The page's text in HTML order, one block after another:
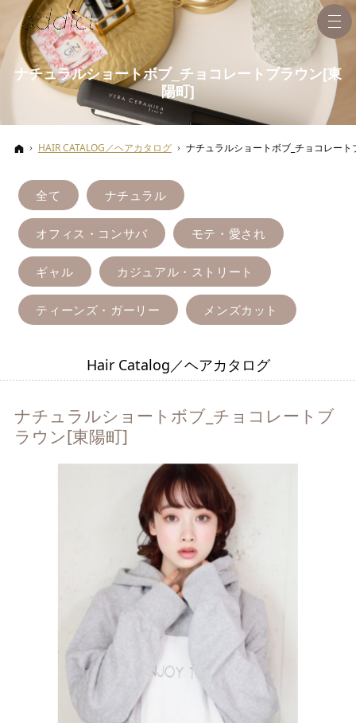
ナチュラルショートボブ_チョコレートブラウン[東
陽町]
ホーム
HAIR CATALOG／ヘアカタログ ナチュラルショートボブ_チョコレー
全て ナチュラル
オフィス・コンサバ モテ・愛され
ギャル カジュアル・ストリート
ティーンズ・ガーリー メンズカット
Hair Catalog／ヘアカタログ
ナチュラルショートボブ_チョコレートブ
ラウン[東陽町]